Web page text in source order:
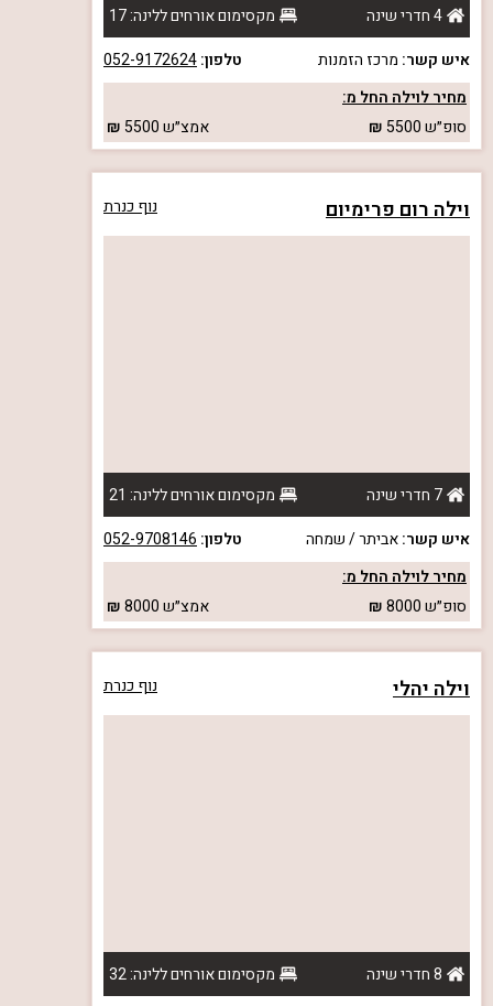
4 חדרי שינה
מקסימום אורחים ללינה: 17
איש קשר: מרכז הזמנות טלפון:052-9172624
מחיר לוילה החל מ:
סופ״ש5500 אמצ״ש5500
וילה רום פרימיום נוף כנרת
7 חדרי שינה
מקסימום אורחים ללינה: 21
איש קשר:אביתר / שמחה טלפון: 052-9708146
מחיר לוילה החל מ:
סופ״ש8000 אמצ״ש8000
וילה יהלי נוף כנרת
8 חדרי שינה
מקסימום אורחים ללינה: 32